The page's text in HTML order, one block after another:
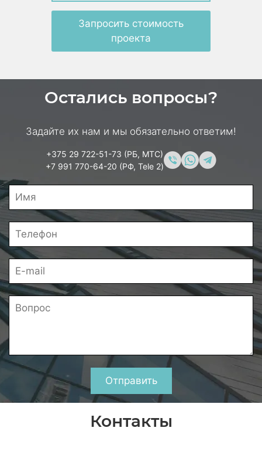
Запросить стоимость
проекта
Остались вопросы?
Задайте их нам и мы обязательно ответим!
+375 29 722-51-73 (РБ, МТС)
+7 991 770-64-20 (РФ, Tele 2)
Отправить
Контакты